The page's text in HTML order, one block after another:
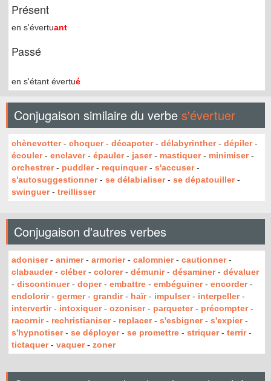
Présent
en s'évertuant
Passé
en s'étant évertué
Conjugaison similaire du verbe s'évertuer
chènevotter- choquer- décapoter- délabyrinther- dépiler-
écouler- enclaver- épauler- jaser- mastiquer- minimiser-
orchestrer- puddler- requinquer- s'accuser-
s'autosuggestionner- se délabialiser- se dépatouiller-
swinguer- treillisser
Conjugaison d'autres verbes
adoniser- animer- armorier- calomnier- cautionner-
clabauder- cléber- colorer- démunir- désaminer- dévaluer
- discontinuer- doper- embattre - embéguiner- encorder-
endolorir- germer- grandir- haïr- impulser- interpeller-
intervertir- intoxiquer- ozoniser- parqueter- précompter-
racornir- rechristianiser- replacer- s'esbigner- s'expier-
s'hypnotiser- se déployer- se promettre - striquer- terrir-
tictaquer- vaquer- zoner